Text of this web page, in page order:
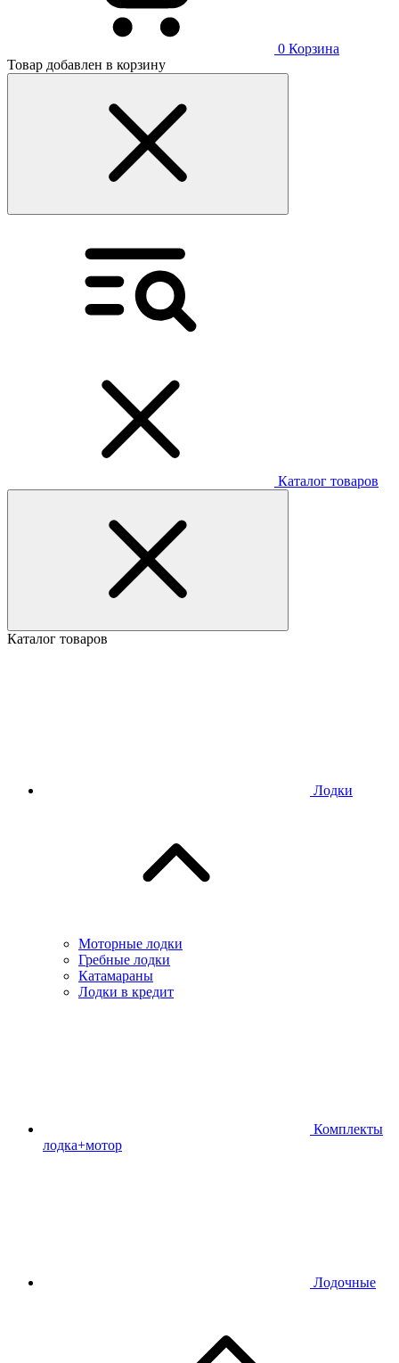
0 Корзина
Товар добавлен в корзину
Каталог товаров
Каталог товаров
Лодки
Моторные лодки
Гребные лодки
Катамараны
Лодки в кредит
Комплекты
лодка+мотор
Лодочные